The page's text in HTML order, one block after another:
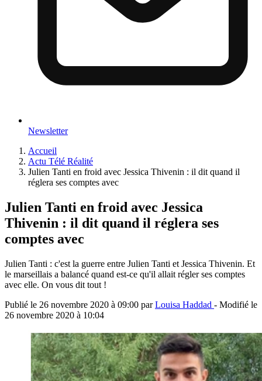
Newsletter
Accueil
Actu Télé Réalité
Julien Tanti en froid avec Jessica Thivenin : il dit quand il
réglera ses comptes avec
Julien Tanti en froid avec Jessica
Thivenin : il dit quand il réglera ses
comptes avec
Julien Tanti : c'est la guerre entre Julien Tanti et Jessica Thivenin. Et
le marseillais a balancé quand est-ce qu'il allait régler ses comptes
avec elle. On vous dit tout !
Publié le 26 novembre 2020 à 09:00 parLouisa Haddad - Modifié le
26 novembre 2020 à 10:04